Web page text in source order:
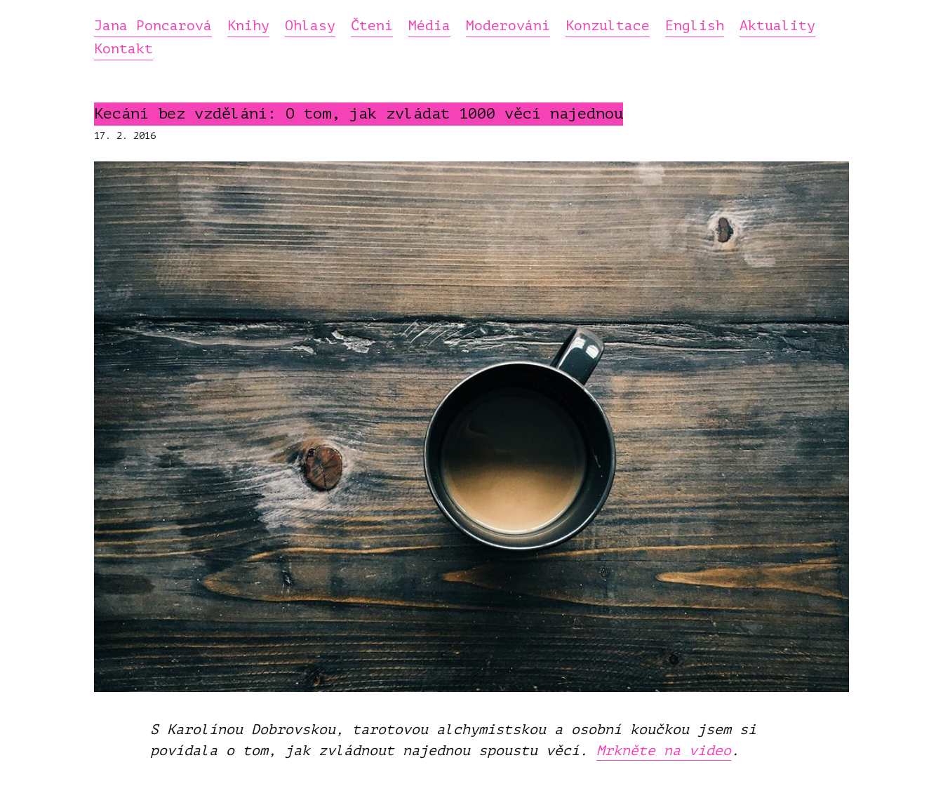
Jana Poncarová Knihy Ohlasy Čtení Média Moderování Konzultace English
Aktuality
Kontakt
Kecání bez vzdělání: O tom, jak zvládat 1000 věcí najednou
17. 2. 2016
S Karolínou Dobrovskou, tarotovou alchymistskou a osobní koučkou jsem si
povídala o tom, jak zvládnout najednou spoustu věcí. Mrkněte na video.